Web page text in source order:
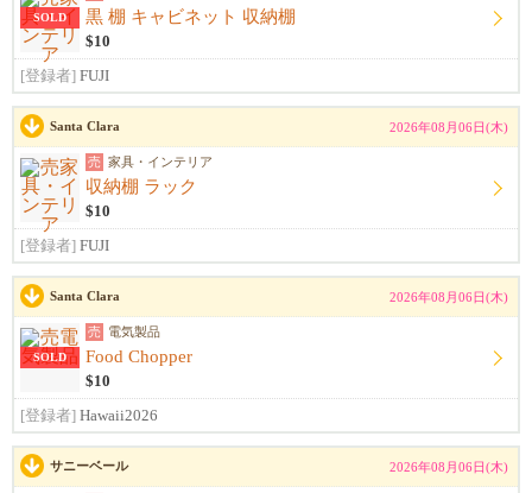
SOLD 黒 棚 キャビネット 収納棚
$10
[登録者] FUJI
Santa Clara 2026年08月06日(木)
売 家具・インテリア
収納棚 ラック
$10
[登録者] FUJI
Santa Clara 2026年08月06日(木)
SOLD
売 電気製品
Food Chopper
$10
[登録者] Hawaii2026
サニーベール 2026年08月06日(木)